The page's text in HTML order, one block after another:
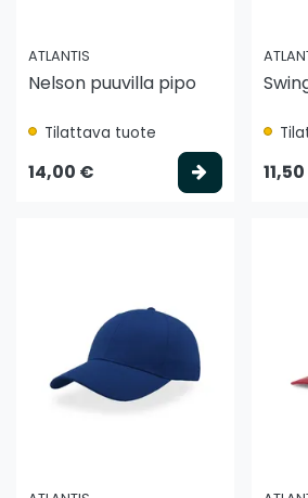
ATLANTIS
Nelson puuvilla pipo
Tilattava tuote
14,00 € Valitse